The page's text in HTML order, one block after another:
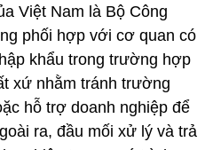
Việt Nam là Bộ Công
phối hợp với cơ quan có
khẩu trong trường hợp
xứ nhằm tránh trường
hỗ trợ doanh nghiệp để
ra, đầu mối xử lý và trả